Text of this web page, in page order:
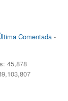
Comentada-
45,878